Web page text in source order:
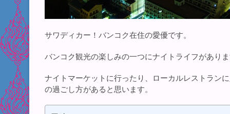
サワディカー！バンコク在住の愛優です。
バンコク観光の楽しみの一つにナイトライフがあり
ナイトマーケットに行ったり、ローカルレストラン
の過ごし方があると思います。